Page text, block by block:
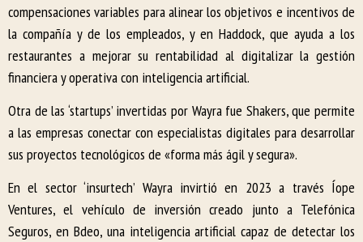
compensaciones variables para alinear los objetivos e incentivos de
la compañía y de los empleados, y en Haddock, que ayuda a los
restaurantes a mejorar su rentabilidad al digitalizar la gestión
financiera y operativa con inteligencia artificial.
Otra de las ‘startups’ invertidas por Wayra fue Shakers, que permite
a las empresas conectar con especialistas digitales para desarrollar
sus proyectos tecnológicos de «forma más ágil y segura».
En el sector ‘insurtech’ Wayra invirtió en 2023 a través Íope
Ventures, el vehículo de inversión creado junto a Telefónica
Seguros, en Bdeo, una inteligencia artificial capaz de detectar los